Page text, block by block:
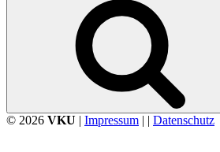
© 2026 VKU | Impressum | | Datenschutz